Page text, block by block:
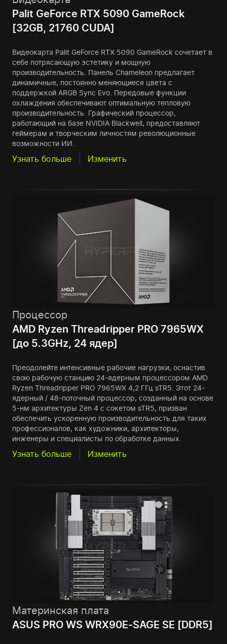
Palit GeForce RTX 5090 GameRock
[32GB, 21760 CUDA]
Видеокарта Palit GeForce RTX 5090 GameRock сочетает в
себе потрясающую эстетику и мощную
производительность. Панель Chameleon предлагает
динамичные, постоянно меняющиеся цвета с
поддержкой ARGB Sync Evo. Передовые функции
охлаждения обеспечивают оптимальную тепловую
производительность Графический процессор,
работающий на базе NVIDIA Blackwell, предоставляют
геймерам и творческим личностям революционные
возможности ИИ.
Узнать больше Изменить
Процессор
AMD Ryzen Threadripper PRO 7965WX
[до 5.3GHz, 24 ядер]
Преодолейте интенсивные рабочие нагрузки, оснастив
свою рабочую станцию 24-ядерным процессором AMD
Ryzen Threadripper PRO 7965WX 4,2 ГГц sTR5. Этот 24-
ядерный / 48-поточный процессор, созданный на основе
5-нм архитектуры Zen 4 с сокетом sTR5, призван
обеспечить ускоренную производительность для таких
профессионалов, как художники, архитекторы,
инженеры и специалисты по обработке данных.
Узнать больше Изменить
Материнская плата
ASUS PRO WS WRX90E-SAGE SE [DDR5]